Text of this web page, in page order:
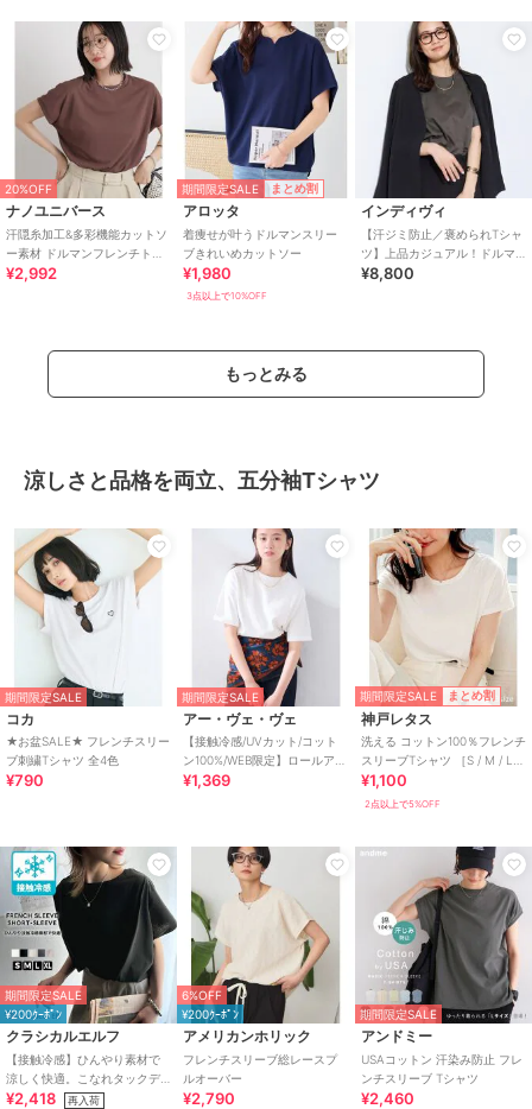
20%OFF
ナノユニバース
汗隠糸加工&多彩機能カットソ
ー素材 ドルマンフレンチトッ
プス
¥2,992
期間限定SALE まとめ割
アロッタ
着痩せが叶うドルマンスリー
ブきれいめカットソー
¥1,980
3点以上で10%OFF
インディヴィ
【汗ジミ防止／褒められTシャ
ツ】上品カジュアル！ドルマ
ンTシャツ
¥8,800
もっとみる
涼しさと品格を両立、五分袖Tシャツ
期間限定SALE
コカ
★お盆SALE★ フレンチスリー
ブ刺繍Tシャツ 全4色
¥790
期間限定SALE
アー・ヴェ・ヴェ
【接触冷感/UVカット/コット
ン100%/WEB限定】ロールアッ
プハーフスリーブTシャツ
¥1,369
期間限定SALE まとめ割
神戸レタス
洗える コットン100％フレンチ
スリーブTシャツ ［S / M / L］
[C5106]
¥1,100
2点以上で5%OFF
期間限定SALE
¥200ｸｰﾎﾟﾝ
クラシカルエルフ
【接触冷感】ひんやり素材で
涼しく快適。こなれタックデ
ザインの半袖フレンチスリー
¥2,418 再入荷
6%OFF
¥200ｸｰﾎﾟﾝ
アメリカンホリック
フレンチスリーブ総レースプ
ルオーバー
¥2,790
期間限定SALE
アンドミー
USAコットン 汗染み防止 フレ
ンチスリーブ Tシャツ
¥2,460